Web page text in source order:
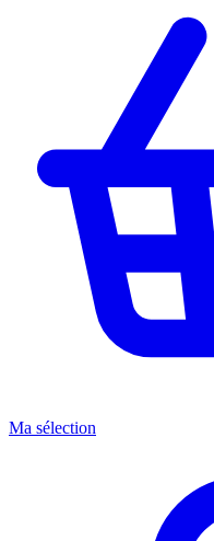
Ma sélection